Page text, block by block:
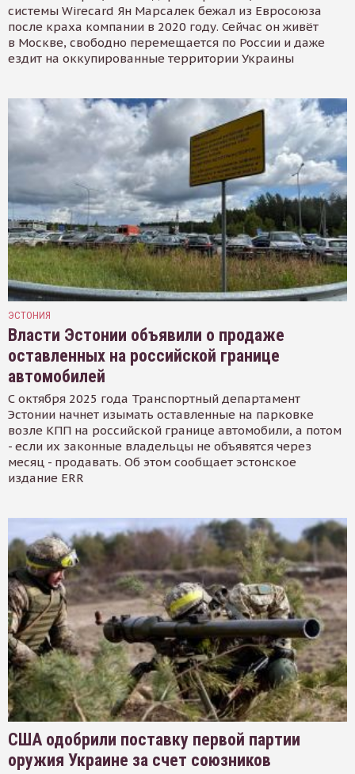
системы Wirecard Ян Марсалек бежал из Евросоюза
после краха компании в 2020 году. Сейчас он живёт
в Москве, свободно перемещается по России и даже
ездит на оккупированные территории Украины
ЭСТОНИЯ
Власти Эстонии объявили о продаже
оставленных на российской границе
автомобилей
С октября 2025 года Транспортный департамент
Эстонии начнет изымать оставленные на парковке
возле КПП на российской границе автомобили, а потом
- если их законные владельцы не объявятся через
месяц - продавать. Об этом сообщает эстонское
издание ERR
США одобрили поставку первой партии
оружия Украине за счет союзников